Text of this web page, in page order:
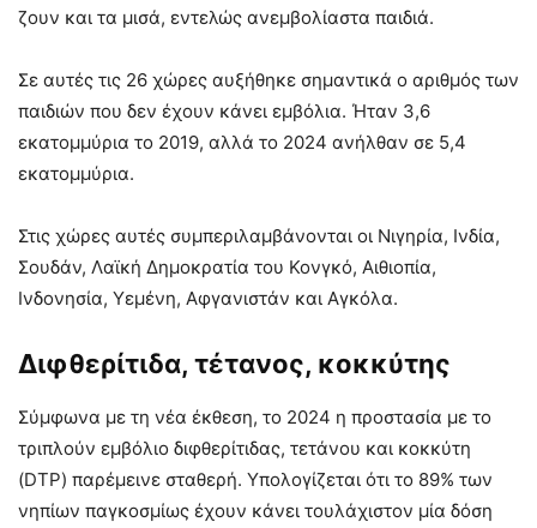
ζουν και τα μισά, εντελώς ανεμβολίαστα παιδιά.
Σε αυτές τις 26 χώρες αυξήθηκε σημαντικά ο αριθμός των
παιδιών που δεν έχουν κάνει εμβόλια. Ήταν 3,6
εκατομμύρια το 2019, αλλά το 2024 ανήλθαν σε 5,4
εκατομμύρια.
Στις χώρες αυτές συμπεριλαμβάνονται οι Νιγηρία, Ινδία,
Σουδάν, Λαϊκή Δημοκρατία του Κονγκό, Αιθιοπία,
Ινδονησία, Υεμένη, Αφγανιστάν και Αγκόλα.
Διφθερίτιδα, τέτανος, κοκκύτης
Σύμφωνα με τη νέα έκθεση, το 2024 η προστασία με το
τριπλούν εμβόλιο διφθερίτιδας, τετάνου και κοκκύτη
(DTP) παρέμεινε σταθερή. Υπολογίζεται ότι το 89% των
νηπίων παγκοσμίως έχουν κάνει τουλάχιστον μία δόση